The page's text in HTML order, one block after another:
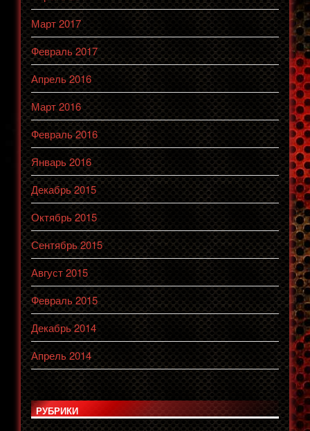
Март 2017
Февраль 2017
Апрель 2016
Март 2016
Февраль 2016
Январь 2016
Декабрь 2015
Октябрь 2015
Сентябрь 2015
Август 2015
Февраль 2015
Декабрь 2014
Апрель 2014
РУБРИКИ